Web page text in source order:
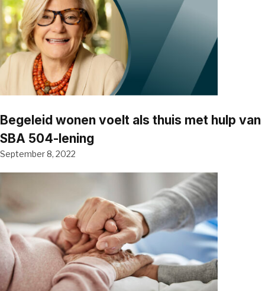
Begeleid wonen voelt als thuis met hulp van
SBA 504-lening
September 8, 2022